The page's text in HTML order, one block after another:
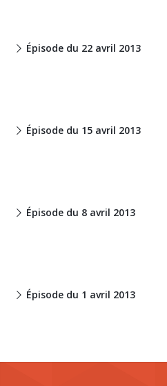
Épisode du 22 avril 2013
Épisode du 15 avril 2013
Épisode du 8 avril 2013
Épisode du 1 avril 2013